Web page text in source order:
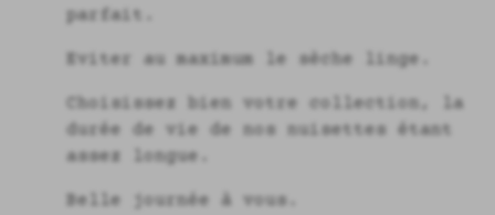
parfait.
Eviter au maximum le sèche linge.
Choisissez bien votre collection, la
durée de vie de nos nuisettes étant
assez longue.
Belle journée à vous.